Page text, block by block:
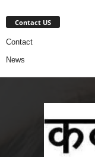
Contact US
Contact
News